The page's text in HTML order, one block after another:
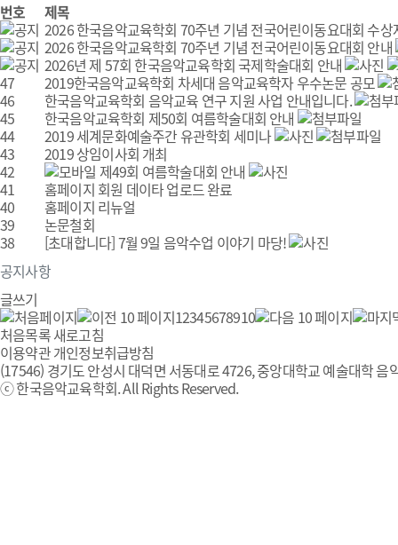
공지사항
번호
제목
2026 한국음악교육학회 70주년 기념 전국어린이동요대회 수상
2026 한국음악교육학회 70주년 기념 전국어린이동요대회 안내
2026년 제 57회 한국음악교육학회 국제학술대회 안내
47
2019한국음악교육학회 차세대 음악교육학자 우수논문 공모
46
한국음악교육학회 음악교육 연구 지원 사업 안내입니다.
45
한국음악교육학회 제50회 여름학술대회 안내
44
2019 세계문화예술주간 유관학회 세미나
43
2019 상임이사회 개최
42
제49회 여름학술대회 안내
41
홈페이지 회원 데이타 업로드 완료
40
홈페이지 리뉴얼
39
논문철회
38
[초대합니다] 7월 9일 음악수업 이야기 마당!
글쓰기
12345678910
처음목록새로고침
이용약관개인정보취급방침
(17546) 경기도 안성시 대덕면 서동대로 4726, 중앙대학교 예술대학 음
ⓒ 한국음악교육학회. All Rights Reserved.